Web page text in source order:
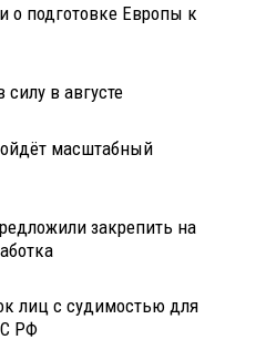
о подготовке Европы к
в августе
масштабный
закрепить на
лиц с судимостью для
РФ